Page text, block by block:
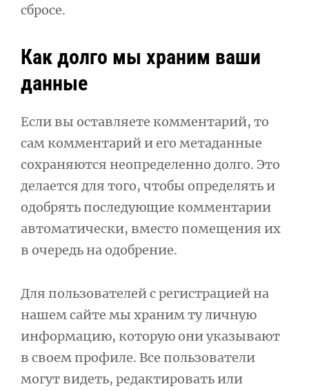
сбросе.
Как долго мы храним ваши
данные
Если вы оставляете комментарий, то
сам комментарий и его метаданные
сохраняются неопределенно долго. Это
делается для того, чтобы определять и
одобрять последующие комментарии
автоматически, вместо помещения их
в очередь на одобрение.
Для пользователей с регистрацией на
нашем сайте мы храним ту личную
информацию, которую они указывают
в своем профиле. Все пользователи
могут видеть, редактировать или